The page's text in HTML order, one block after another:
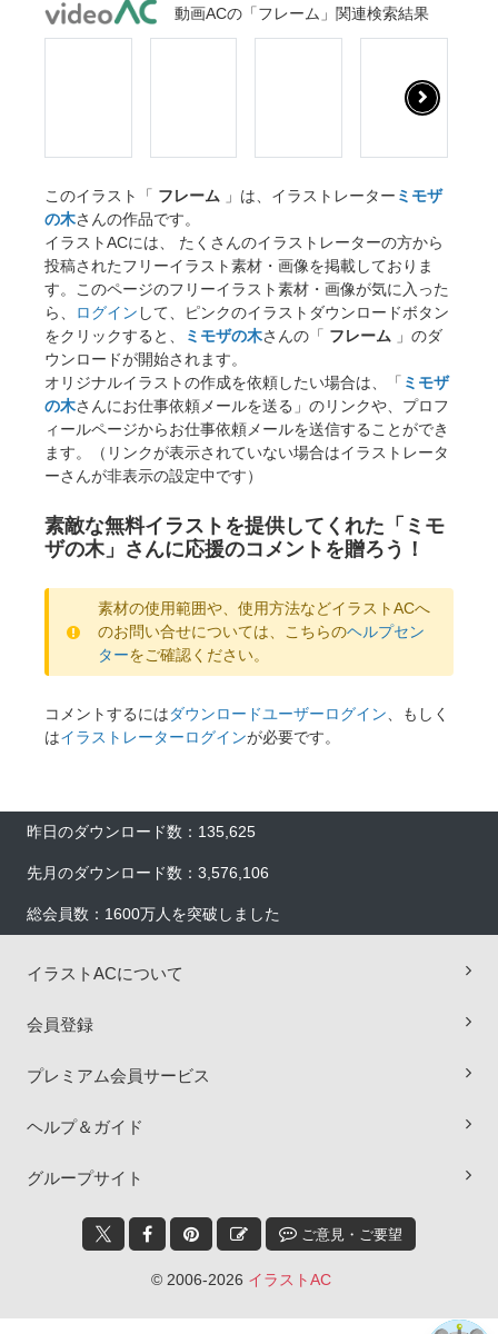
動画ACの「フレーム」関連検索結果
このイラスト「 フレーム 」は、イラストレーター ミモザ
の木さんの作品です。
イラストACには、 たくさんのイラストレーターの方から
投稿されたフリーイラスト素材・画像を掲載しておりま
す。このページのフリーイラスト素材・画像が気に入った
ら、
ログイン して、ピンクのイラストダウンロードボタン
をクリックすると、
ミモザの木さんの「 フレーム 」のダ
ウンロードが開始されます。
オリジナルイラストの作成を依頼したい場合は、「 ミモザ
の木さんにお仕事依頼メールを送る」のリンクや、プロフ
ィールページからお仕事依頼メールを送信することができ
ます。（リンクが表示されていない場合はイラストレータ
ーさんが非表示の設定中です）
素敵な無料イラストを提供してくれた「ミモ
ザの木」さんに応援のコメントを贈ろう！
素材の使用範囲や、使用方法などイラストACへ
のお問い合せについては、こちらのヘルプセン
ターをご確認ください。
コメントするにはダウンロードユーザーログイン、もしく
はイラストレーターログインが必要です。
昨日のダウンロード数：135,625
先月のダウンロード数：3,576,106
総会員数：1600万人を突破しました
イラストACについて
会員登録
プレミアム会員サービス
ヘルプ＆ガイド
グループサイト
ご意見・ご要望
© 2006-2026 イラストAC